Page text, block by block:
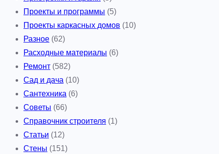
Проекты и программы (5)
Проекты каркасных домов (10)
Разное (62)
Расходные материалы (6)
Ремонт (582)
Сад и дача (10)
Сантехника (6)
Советы (66)
Справочник строителя (1)
Статьи (12)
Стены (151)